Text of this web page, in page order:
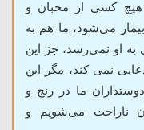
کسی از محبان و
می‌شود، ما هم به
به او نمى‌رسد، جز اين
نمى‏ كند، مگر اين
ما در رنج و
ناراحت می‌شویم و